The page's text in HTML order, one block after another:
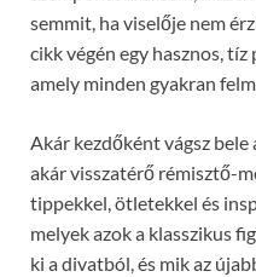
semmit, ha viselője nem
cikk végén egy hasznos,
amely minden gyakran
Akár kezdőként vágsz
akár visszatérő rémisztő-
tippekkel, ötletekkel és
melyek azok a klasszikus
ki a divatból, és mik az